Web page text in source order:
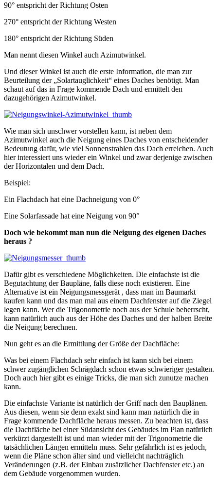
90° entspricht der Richtung Osten
270° entspricht der Richtung Westen
180° entspricht der Richtung Süden
Man nennt diesen Winkel auch Azimutwinkel.
Und dieser Winkel ist auch die erste Information, die man zur
Beurteilung der „Solartauglichkeit“ eines Daches benötigt. Man
schaut auf das in Frage kommende Dach und ermittelt den
dazugehörigen Azimutwinkel.
Wie man sich unschwer vorstellen kann, ist neben dem
Azimutwinkel auch die Neigung eines Daches von entscheidender
Bedeutung dafür, wie viel Sonnenstrahlen das Dach erreichen. Auch
hier interessiert uns wieder ein Winkel und zwar derjenige zwischen
der Horizontalen und dem Dach.
Beispiel:
Ein Flachdach hat eine Dachneigung von 0°
Eine Solarfassade hat eine Neigung von 90°
Doch wie bekommt man nun die Neigung des eigenen Daches
heraus ?
Dafür gibt es verschiedene Möglichkeiten. Die einfachste ist die
Begutachtung der Baupläne, falls diese noch existieren. Eine
Alternative ist ein Neigungsmessgerät , dass man im Baumarkt
kaufen kann und das man mal aus einem Dachfenster auf die Ziegel
legen kann. Wer die Trigonometrie noch aus der Schule beherrscht,
kann natürlich auch aus der Höhe des Daches und der halben Breite
die Neigung berechnen.
Nun geht es an die Ermittlung der Größe der Dachfläche:
Was bei einem Flachdach sehr einfach ist kann sich bei einem
schwer zugänglichen Schrägdach schon etwas schwieriger gestalten.
Doch auch hier gibt es einige Tricks, die man sich zunutze machen
kann.
Die einfachste Variante ist natürlich der Griff nach den Bauplänen.
Aus diesen, wenn sie denn exakt sind kann man natürlich die in
Frage kommende Dachfläche heraus messen. Zu beachten ist, dass
die Dachfläche bei einer Südansicht des Gebäudes im Plan natürlich
verkürzt dargestellt ist und man wieder mit der Trigonometrie die
tatsächlichen Längen ermitteln muss. Sehr gefährlich ist es jedoch,
wenn die Pläne schon älter sind und vielleicht nachträglich
Veränderungen (z.B. der Einbau zusätzlicher Dachfenster etc.) an
dem Gebäude vorgenommen wurden.